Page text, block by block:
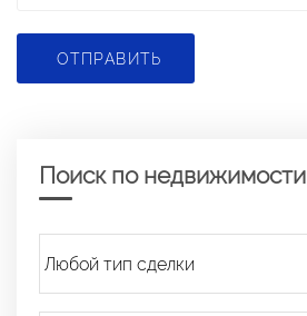
ОТПРАВИТЬ
Поиск по недвижимости